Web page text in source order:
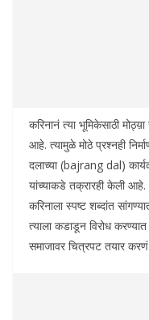
करिनानं त्या भूमिकेसाठी
आहे. त्यामुळे मोठे प्रश्नही
दलाच्या (bajrang dal)
यांच्याकडे तक्रारही केली आहे.
करिनाला स्पष्ट शब्दांत
त्याला कडाडून विरोध
समाजावर चित्रपट तयार